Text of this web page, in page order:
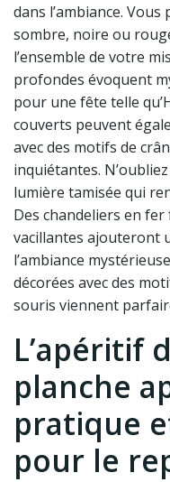
dans l’ambiance.
sombre, noire ou
l’ensemble de votre
profondes évoquent
pour une fête telle
couverts peuvent
avec des motifs de
inquiétantes.
lumière tamisée qui
Des chandeliers en
vacillantes ajouteront
l’ambiance
décorées avec des
souris viennent
L’apéritif
planche
pratique
pour le